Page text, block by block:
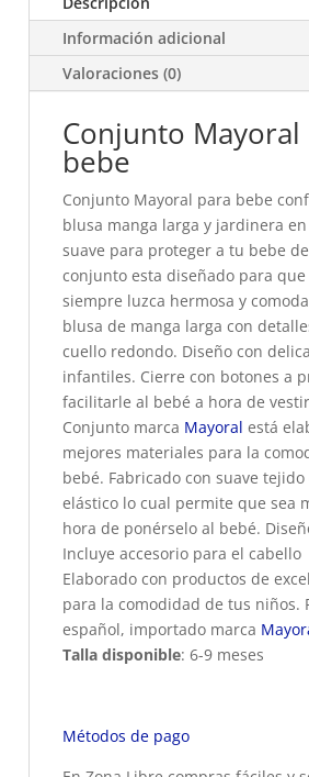
Información adicional
Valoraciones (0)
Conjunto Mayoral
bebe
Conjunto Mayoral para bebe
blusa manga larga y jardinera
suave para proteger a tu bebe
conjunto esta diseñado para
siempre luzca hermosa y
blusa de manga larga con
cuello redondo. Diseño con
infantiles. Cierre con botones a
facilitarle al bebé a hora de
Conjunto marca Mayoral está
mejores materiales para la
bebé. Fabricado con suave
elástico lo cual permite que sea
hora de ponérselo al bebé.
Incluye accesorio para el cabello
Elaborado con productos de
para la comodidad de tus niños.
español, importado marca
Talla disponible: 6-9 meses
Métodos de pago